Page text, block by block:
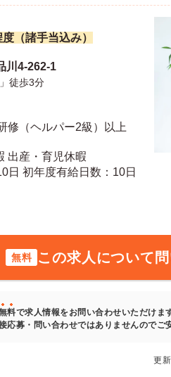
（諸手当込み）
川4-262-1
徒歩3分
修（ヘルパー2級）以上
出産・育児休暇
年間休日日数：110日 初年度有給日数：10日
無料 この求人について
料で求人情報をお問い合わせいただけま
応募・問い合わせではありませんのでご
更